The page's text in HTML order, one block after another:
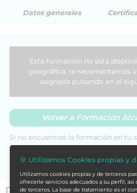
Datos generales
Esta formación no está
geográfica, te recomentamos
asignada pulsando en el
Volver a Formación
Si no encuentras la formación en tu
para asesorarte.
🍪 Utilizamos Cookies propias y
Utilizamos cookies propias y de terceros
ofrecerle servicios adecuados a su perfil,
de terceros. La base de tratamiento es el